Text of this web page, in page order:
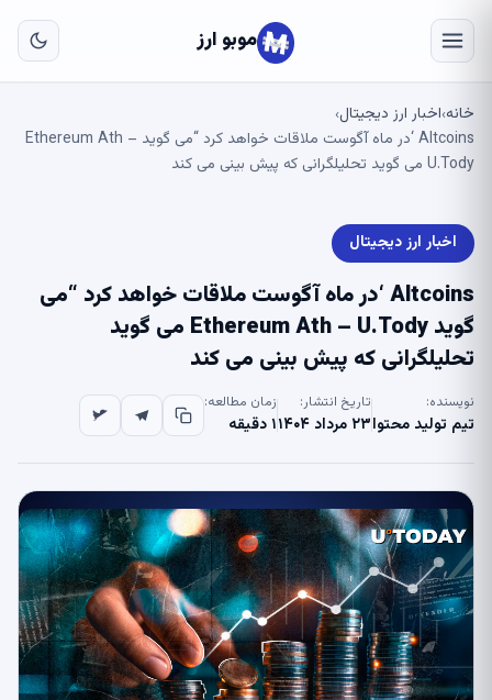
موبو ارز
خانه›اخبار ارز دیجیتال›
Altcoins ‘در ماه آگوست ملاقات خواهد کرد “می گوید Ethereum Ath –
U.Tody می گوید تحلیلگرانی که پیش بینی می کند
اخبار ارز دیجیتال
Altcoins ‘در ماه آگوست ملاقات خواهد کرد “می
گوید Ethereum Ath – U.Tody می گوید
تحلیلگرانی که پیش بینی می کند
نویسنده:
تیم تولید محتوا
تاریخ انتشار:
۲۳ مرداد ۱۴۰۴
زمان مطالعه:
۱ دقیقه